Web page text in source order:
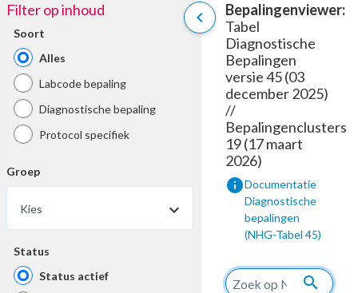
chevron_left
Filter op inhoud
Soort
Alles
Labcode bepaling
Diagnostische bepaling
Protocol specifiek
Groep
Kies
Status
Status actief
Bepalingenviewer:
Tabel
Diagnostische
Bepalingen
versie 45 (03
december 2025)
//
Bepalingenclusters
19 (17 maart
2026)
infoDocumentatie
Diagnostische
bepalingen
(NHG-Tabel 45)
search